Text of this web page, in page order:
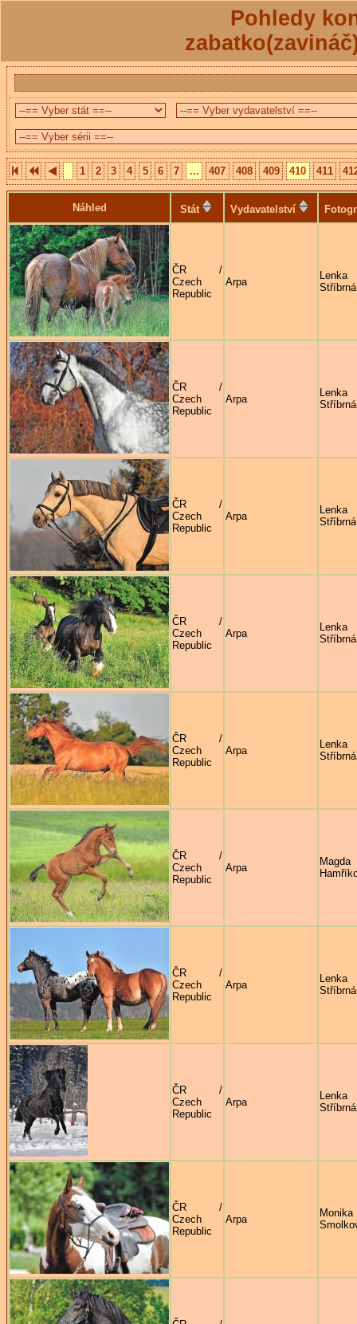
Pohledy
1 2 3 4 5 6 7 ... 407 408 409 410 411
Náhled Stát Vydavatelství
ČR /
Czech
Republic
Arpa
Lenka
Stříbrná
ČR /
Czech
Republic
Arpa
Lenka
Stříbrná
ČR /
Czech
Republic
Arpa
Lenka
Stříbrná
ČR /
Czech
Republic
Arpa
Lenka
Stříbrná
ČR /
Czech
Republic
Arpa
Lenka
Stříbrná
ČR /
Czech
Republic
Arpa
Magda
ČR /
Czech
Republic
Arpa
Lenka
Stříbrná
ČR /
Czech
Republic
Arpa
Lenka
Stříbrná
ČR /
Czech
Republic
Arpa
Monika